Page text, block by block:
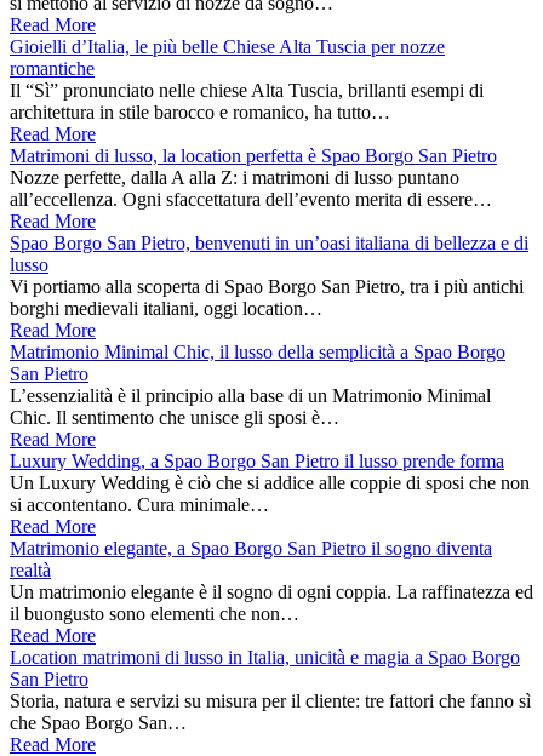
Read More
Gioielli d’Italia, le più belle Chiese Alta Tuscia per nozze
romantiche
Il “Sì” pronunciato nelle chiese Alta Tuscia, brillanti esempi di
architettura in stile barocco e romanico, ha tutto…
Read More
Matrimoni di lusso, la location perfetta è Spao Borgo San Pietro
Nozze perfette, dalla A alla Z: i matrimoni di lusso puntano
all’eccellenza. Ogni sfaccettatura dell’evento merita di essere…
Read More
Spao Borgo San Pietro, benvenuti in un’oasi italiana di bellezza e di
lusso
Vi portiamo alla scoperta di Spao Borgo San Pietro, tra i più antichi
borghi medievali italiani, oggi location…
Read More
Matrimonio Minimal Chic, il lusso della semplicità a Spao Borgo
San Pietro
L’essenzialità è il principio alla base di un Matrimonio Minimal
Chic. Il sentimento che unisce gli sposi è…
Read More
Luxury Wedding, a Spao Borgo San Pietro il lusso prende forma
Un Luxury Wedding è ciò che si addice alle coppie di sposi che non
si accontentano. Cura minimale…
Read More
Matrimonio elegante, a Spao Borgo San Pietro il sogno diventa
realtà
Un matrimonio elegante è il sogno di ogni coppia. La raffinatezza ed
il buongusto sono elementi che non…
Read More
Location matrimoni di lusso in Italia, unicità e magia a Spao Borgo
San Pietro
Storia, natura e servizi su misura per il cliente: tre fattori che fanno sì
che Spao Borgo San…
Read More